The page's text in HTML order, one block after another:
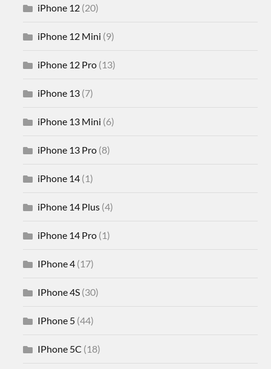
iPhone 12 (20)
iPhone 12 Mini (9)
iPhone 12 Pro (13)
iPhone 13 (7)
iPhone 13 Mini (6)
iPhone 13 Pro (8)
iPhone 14 (1)
iPhone 14 Plus (4)
iPhone 14 Pro (1)
IPhone 4 (17)
IPhone 4S (30)
IPhone 5 (44)
IPhone 5C (18)